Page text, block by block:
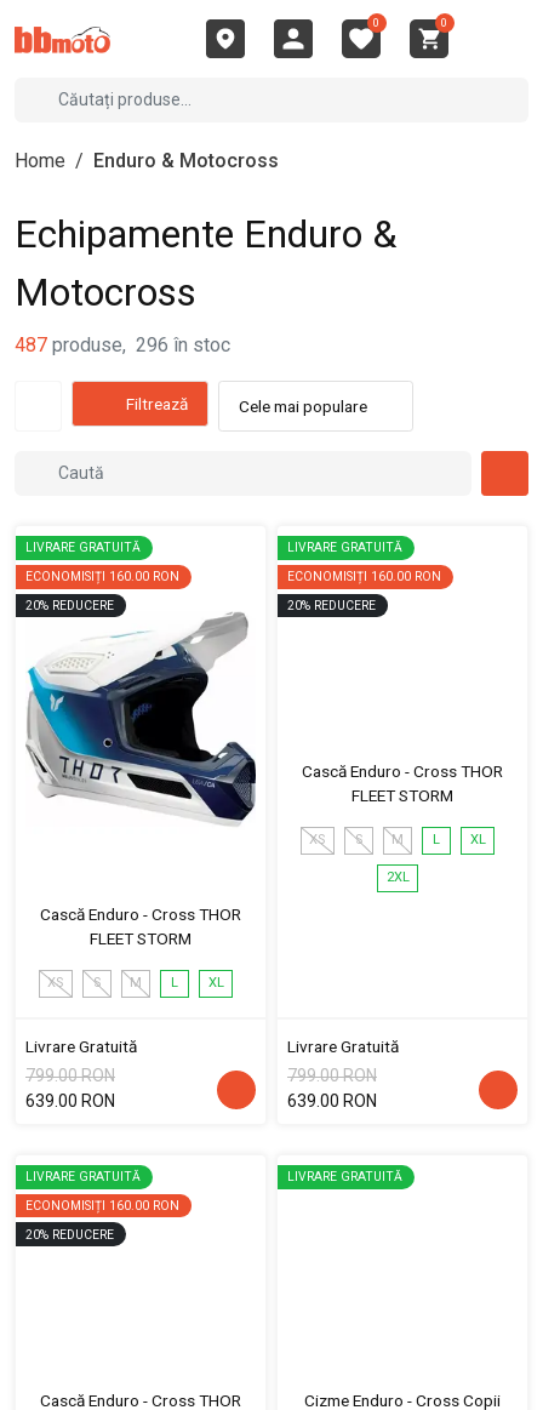
0 0
Home / Enduro & Motocross
Echipamente Enduro &
Motocross
487 produse, 296 în stoc
Filtrează Cele mai populare
LIVRARE GRATUITĂ
ECONOMISIȚI 160.00 RON
20% REDUCERE
Cască Enduro - Cross THOR
FLEET STORM
XS S M L XL
Livrare Gratuită
799.00 RON
639.00 RON
LIVRARE GRATUITĂ
ECONOMISIȚI 160.00 RON
20% REDUCERE
Cască Enduro - Cross THOR
FLEET STORM
XS S M L XL
2XL
Livrare Gratuită
799.00 RON
639.00 RON
LIVRARE GRATUITĂ
ECONOMISIȚI 160.00 RON
20% REDUCERE
Cască Enduro - Cross THOR
LIVRARE GRATUITĂ
Cizme Enduro - Cross Copii